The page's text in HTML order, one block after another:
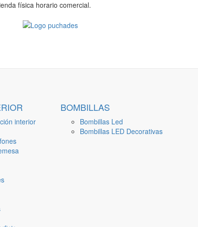
física horario comercial.
interior
BOMBILLAS
Bombillas Led
Bombillas LED Decorativas